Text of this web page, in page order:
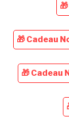
🎁 Cadeau
🎁 Cadeau